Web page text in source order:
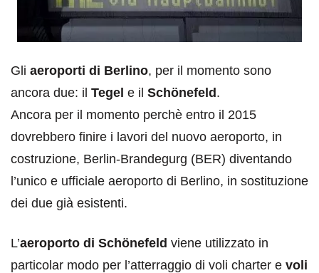
Gli aeroporti di Berlino, per il momento sono
ancora due: il Tegel e il Schönefeld.
Ancora per il momento perchè entro il 2015
dovrebbero finire i lavori del nuovo aeroporto, in
costruzione, Berlin-Brandegurg (BER) diventando
l’unico e ufficiale aeroporto di Berlino, in sostituzione
dei due già esistenti.
L’aeroporto di Schönefeld viene utilizzato in
particolar modo per l’atterraggio di voli charter e voli